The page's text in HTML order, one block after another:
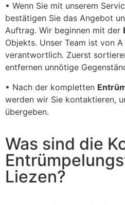
• Wenn Sie mit unserem
bestätigen Sie das Angebot
Auftrag. Wir beginnen mit der
Objekts. Unser Team ist von
verantwortlich. Zuerst
entfernen unnötige
• Nach der kompletten
werden wir Sie kontaktieren,
übergeben.
Was sind die
Liezen?